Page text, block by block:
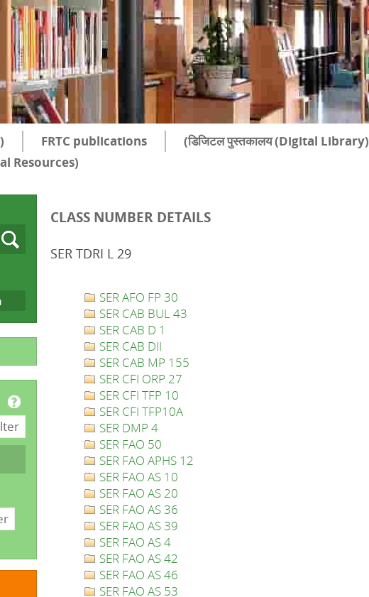
FRTC publications (डिजिटल पुस्तकालय (Digital Library)
Resources)
CLASS NUMBER DETAILS
SER TDRI L 29
SER AFO FP 30
SER CAB BUL 43
SER CAB D 1
SER CAB DII
SER CAB MP 155
SER CFI ORP 27
SER CFI TFP 10
SER CFI TFP10A
SER DMP 4
SER FAO 50
SER FAO APHS 12
SER FAO AS 10
SER FAO AS 20
SER FAO AS 36
SER FAO AS 39
SER FAO AS 4
SER FAO AS 42
SER FAO AS 46
SER FAO AS 53